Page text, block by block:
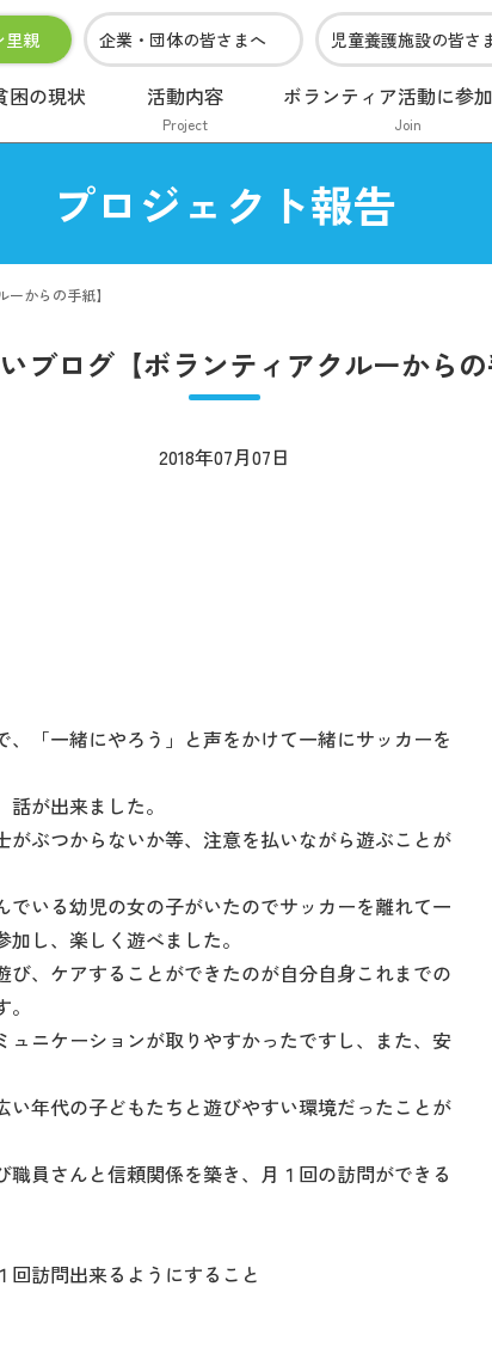
里親 企業・団体の皆さまへ 児童養護施設の皆さ
困の現状 活動内容
Project
ボランティア活動に参
Join
プロジェクト報告
からの手紙】
ブログ【ボランティアクルーから
2018年07月07日
「一緒にやろう」と声をかけて一緒にサッカーを
が出来ました。
ぶつからないか等、注意を払いながら遊ぶことが
いる幼児の女の子がいたのでサッカーを離れて一
し、楽しく遊べました。
、ケアすることができたのが自分自身これまでの
ニケーションが取りやすかったですし、また、安
年代の子どもたちと遊びやすい環境だったことが
員さんと信頼関係を築き、月１回の訪問ができる
訪問出来るようにすること